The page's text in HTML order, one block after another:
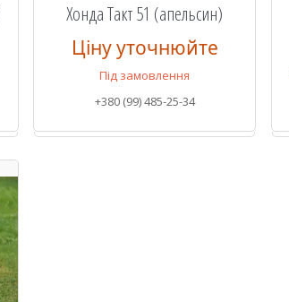
Хонда Такт 51 (апельсин)
Ціну уточнюйте
Під замовлення
+380 (99) 485-25-34